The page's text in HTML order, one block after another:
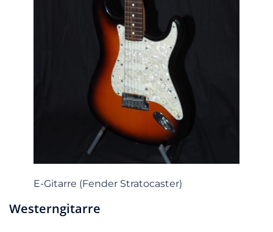
E-Gitarre (Fender Stratocaster)
Westerngitarre